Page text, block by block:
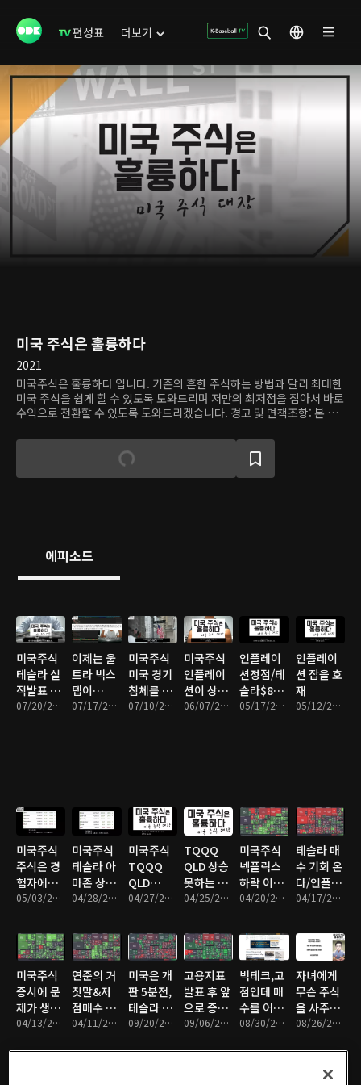
편성표 더보기
미국 주식은 훌륭하다
2021
미국주식은 훌륭하다 입니다. 기존의 흔한 주식하는 방법과 달리 최대한
미국 주식을 쉽게 할 수 있도록 도와드리며 저만의 최저점을 잡아서 바로
수익으로 전환할 수 있도록 도와드리겠습니다. 경고 및 면책조항: 본 영
시된 어떤 정보나 내용을 따라하지 마십시오. 본 영상의 목적은 개인의
투자 일상과 개인 의견을 보여주는 것으로 '엔터테인먼트' 즉 '오락'에 그
목적이 있습니다. 어떤 주식 거래나 다른 형태의 투자와 관련된 결정은
(투자 상품)에 대한 권유나 매수 및 매도 추천의 의도가 없습니다. 온디맨
드코리아는 이를 근거로 행해진 주식거래(투자)에 대해 책임이 없으며,
에피소드
미국주식
테슬라 실
적발표 후
기대 주가
07/20/2022 • 13분
이제는 울
트라 빅스
텝이
다/CPI 별
07/17/2022 • 12분
미국주식
미국 경기
침체를 피
하지 못한
07/10/2022 • 13분
미국주식
인플레이
션이 상승
할 것 같습
06/07/2022 • 10분
인플레이
션정점/테
슬라$800
넘는다/중
05/17/2022 • 10분
인플레이
션 잡을 호
재
05/12/2022 • 11분
미국주식
주식은 경
험자에게/
매수이렇
요/TQQQ,QLD,USD,SSO
05/03/2022 • 12분
미국주식
테슬라 아
마존 상승
필요/GDP
04/28/2022 • 7분
미국주식
TQQQ
QLD
SPXL 물
니다.
04/27/2022 • 10분
TQQQ
QLD 상승
못하는 이
유/드러운
추천분 보
세요
04/25/2022 • 10분
미국주식
넥플릭스
하락 이
유/SPOT
폭락은 없
다
04/20/2022 • 12분
테슬라 매
수 기회 온
다/인플레
이션 정점
04/17/2022 • 11분
미국주식
증시에 문
제가 생기
면 매수하
04/13/2022 • 10분
연준의 거
짓말&저
점매수 방
법
04/11/2022 • 12분
미국은 개
판 5분전,
테슬라 상
승 준비 완
09/20/2021 • 11분
고용지표
발표 후 앞
으로 증시
시나리오09/06/2021 • 8분
빅테크,고
점인데 매
수를 어떻
게 할까?08/30/2021 • 11분
자녀에게
무슨 주식
을 사주
지?
08/26/2021 • 8분